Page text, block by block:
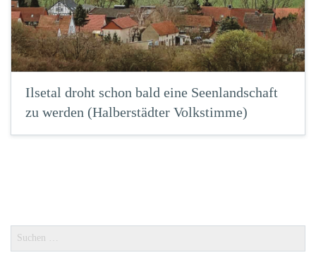
Ilsetal droht schon bald eine Seenlandschaft
zu werden (Halberstädter Volkstimme)
Suchen